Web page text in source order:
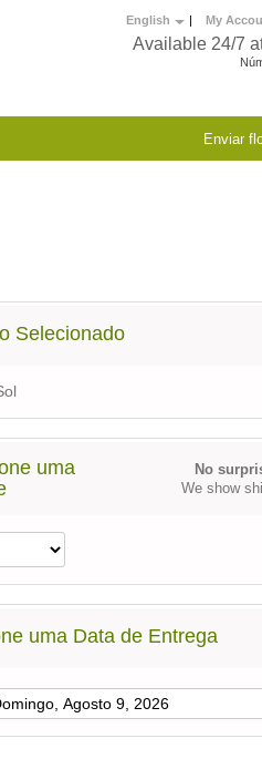
English | My
Available 24/7
Enviar
Selecionado
uma
No
We show
uma Data de Entrega